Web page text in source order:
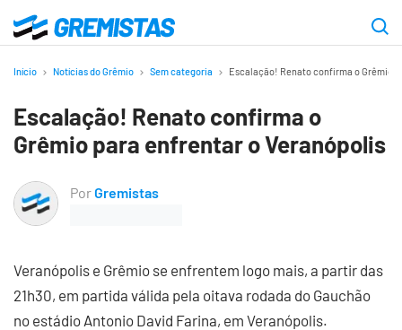
para
principal
Gremistas
Início Notícias do Grêmio Sem categoria Escalação! Renato confirma o Grêmio
Escalação! Renato confirma o
Grêmio para enfrentar o Veranópolis
PorGremistas
Veranópolis e Grêmio se enfrentem logo mais, a partir das
21h30, em partida válida pela oitava rodada do Gauchão
no estádio Antonio David Farina, em Veranópolis.